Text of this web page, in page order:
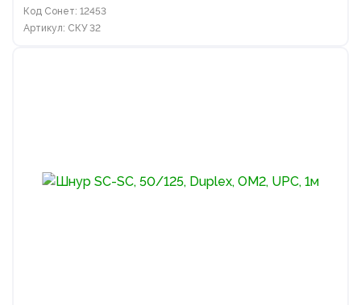
Код Сонет: 12453
Артикул: СКУ 32